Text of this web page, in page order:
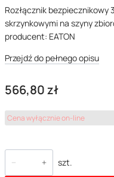
Rozłącznik bezpiecznikowy
skrzynkowymi na szyny
producent: EATON
Przejdź do pełnego opisu
Cena
566,80 zł
Cena wyłącznie on-line
szt.